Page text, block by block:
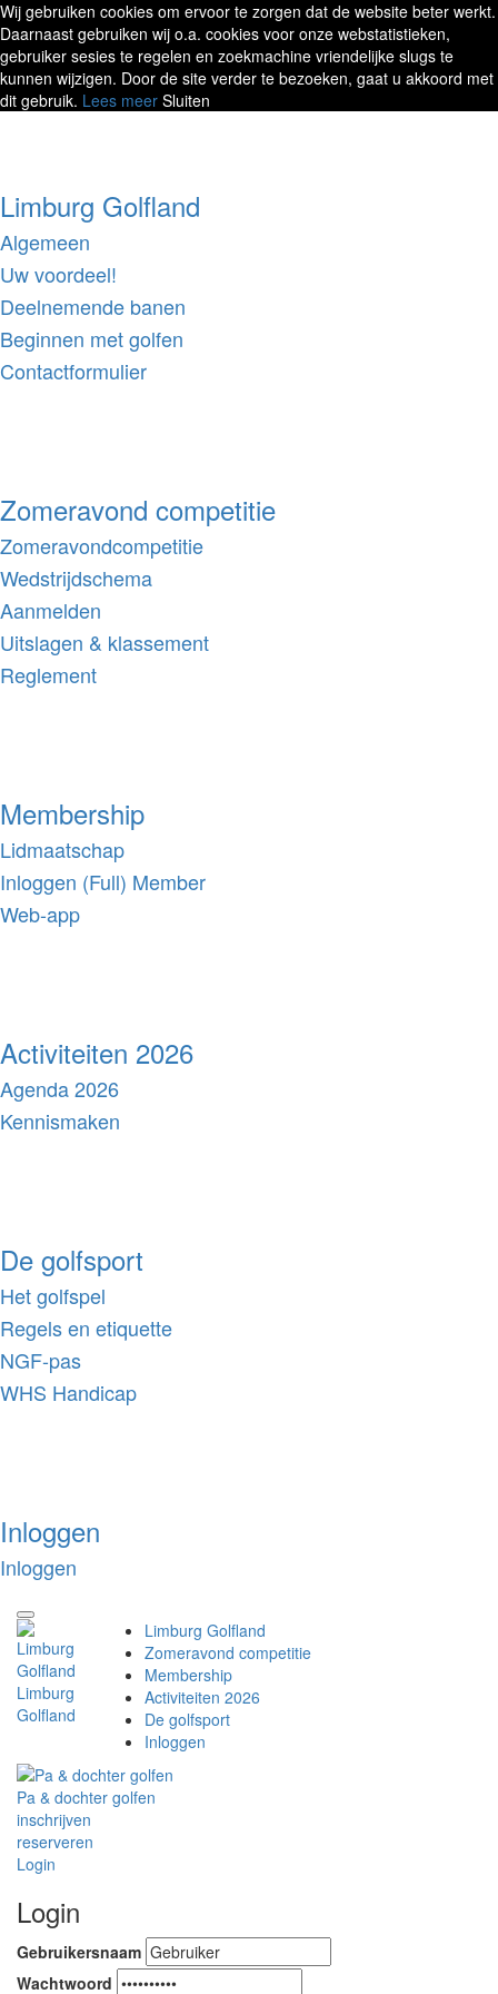
Wij gebruiken cookies om ervoor te zorgen dat de website beter werkt.
Daarnaast gebruiken wij o.a. cookies voor onze webstatistieken,
gebruiker sesies te regelen en zoekmachine vriendelijke slugs te
kunnen wijzigen. Door de site verder te bezoeken, gaat u akkoord met
dit gebruik. Lees meer Sluiten
Limburg Golfland
Algemeen
Uw voordeel!
Deelnemende banen
Beginnen met golfen
Contactformulier
Zomeravond competitie
Zomeravondcompetitie
Wedstrijdschema
Aanmelden
Uitslagen & klassement
Reglement
Membership
Lidmaatschap
Inloggen (Full) Member
Web-app
Activiteiten 2026
Agenda 2026
Kennismaken
De golfsport
Het golfspel
Regels en etiquette
NGF-pas
WHS Handicap
Inloggen
Inloggen
Toggle
navigation
Limburg
Golfland
Limburg Golfland
Zomeravond competitie
Membership
Activiteiten 2026
De golfsport
Inloggen
Pa & dochter golfen
inschrijven
reserveren
Login
Login
Gebruikersnaam
Wachtwoord